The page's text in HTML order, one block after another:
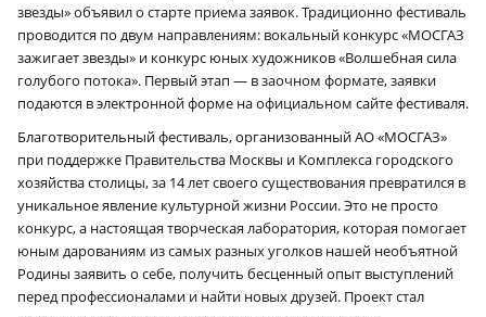
звезды» объявил о старте приема заявок. Традиционно фестиваль
проводится по двум направлениям: вокальный конкурс «МОСГАЗ
зажигает звезды» и конкурс юных художников «Волшебная сила
голубого потока». Первый этап — в заочном формате, заявки
подаются в электронной форме на официальном сайте фестиваля.
Благотворительный фестиваль, организованный АО «МОСГАЗ»
при поддержке Правительства Москвы и Комплекса городского
хозяйства столицы, за 14 лет своего существования превратился в
уникальное явление культурной жизни России. Это не просто
конкурс, а настоящая творческая лаборатория, которая помогает
юным дарованиям из самых разных уголков нашей необъятной
Родины заявить о себе, получить бесценный опыт выступлений
перед профессионалами и найти новых друзей. Проект стал